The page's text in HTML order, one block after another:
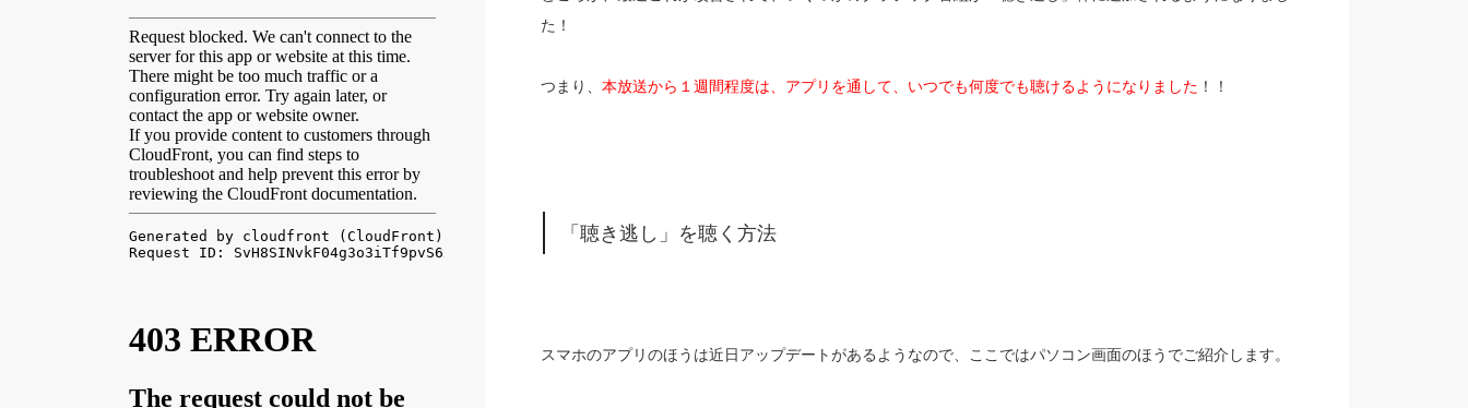
た！
つまり、 本放送から１週間程度は、アプリを通して、いつでも何度でも聴けるようになりました ！！
「聴き逃し」を聴く方法
スマホのアプリのほうは近日アップデートがあるようなので、ここではパソコン画面のほうでご紹介します。